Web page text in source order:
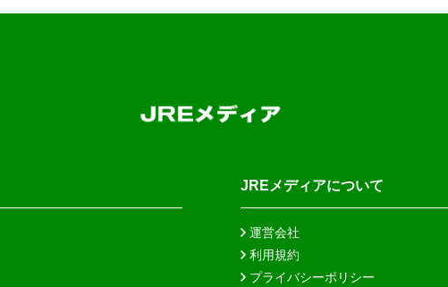
JREメディアについて
運営会社
利用規約
プライバシーポリシー